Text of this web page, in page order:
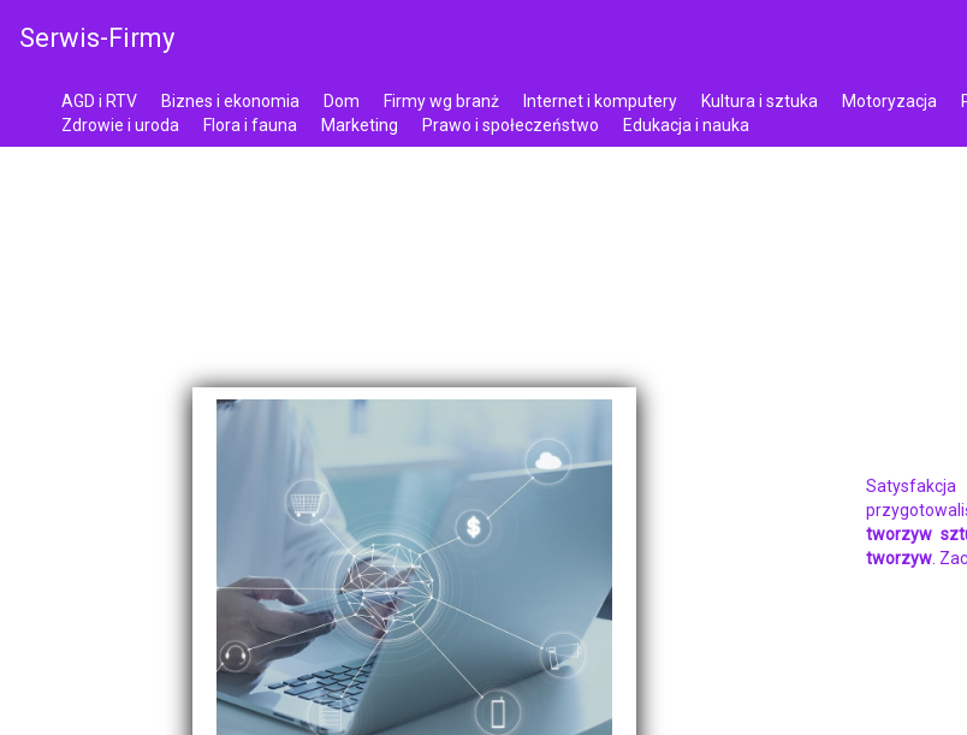
Serwis-Firmy
AGD i RTV Biznes i ekonomia Dom Firmy wg branż Internet i komputery Kultura i sztuka Motoryzacja
Zdrowie i uroda
Flora i fauna Marketing Prawo i społeczeństwo Edukacja i nauka
tworzyw
tworzyw.